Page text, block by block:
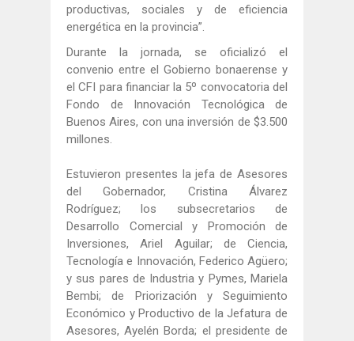
productivas, sociales y de eficiencia
energética en la provincia”.
Durante la jornada, se oficializó el
convenio entre el Gobierno bonaerense y
el CFI para financiar la 5º convocatoria del
Fondo de Innovación Tecnológica de
Buenos Aires, con una inversión de $3.500
millones.
Estuvieron presentes la jefa de Asesores
del Gobernador, Cristina Álvarez
Rodríguez; los subsecretarios de
Desarrollo Comercial y Promoción de
Inversiones, Ariel Aguilar; de Ciencia,
Tecnología e Innovación, Federico Agüero;
y sus pares de Industria y Pymes, Mariela
Bembi; de Priorización y Seguimiento
Económico y Productivo de la Jefatura de
Asesores, Ayelén Borda; el presidente de